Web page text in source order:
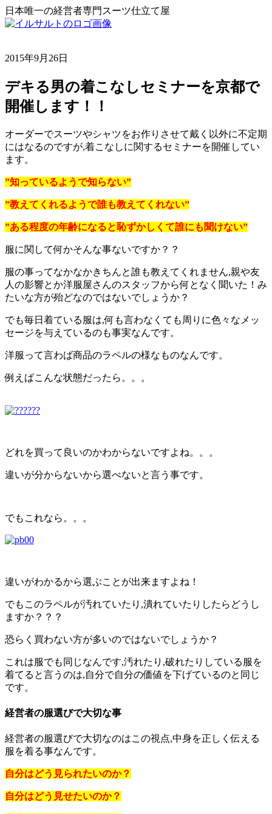
日本唯一の経営者専門スーツ仕立て屋
2015年9月26日
デキる男の着こなしセミナーを京都で
開催します！！
オーダーでスーツやシャツをお作りさせて戴く以外に不定期
にはなるのですが,着こなしに関するセミナーを開催してい
ます。
”知っているようで知らない”
”教えてくれるようで誰も教えてくれない”
”ある程度の年齢になると恥ずかしくて誰にも聞けない”
服に関して何かそんな事ないですか？？
服の事ってなかなかきちんと誰も教えてくれません,親や友
人の影響とか洋服屋さんのスタッフから何となく聞いた！み
たいな方が殆どなのではないでしょうか？
でも毎日着ている服は,何も言わなくても周りに色々なメッ
セージを与えているのも事実なんです。
洋服って言わば商品のラペルの様なものなんです。
例えばこんな状態だったら。。。
どれを買って良いのかわからないですよね。。。
違いが分からないから選べないと言う事です。
でもこれなら。。。
違いがわかるから選ぶことが出来ますよね！
でもこのラペルが汚れていたり,潰れていたりしたらどうし
ますか？？？
恐らく買わない方が多いのではないでしょうか？
これは服でも同じなんです,汚れたり,破れたりしている服を
着てると言うのは,自分で自分の価値を下げているのと同じ
です。
経営者の服選びで大切な事
経営者の服選びで大切なのはこの視点,中身を正しく伝える
服を着る事なんです。
自分はどう見られたいのか？
自分はどう見せたいのか？